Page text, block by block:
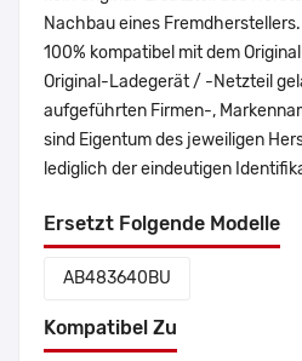
Nachbau eines
100% kompatibel mit dem
Original-Ladegerät / -Netzteil
aufgeführten Firmen-,
sind Eigentum des jeweiligen
lediglich der eindeutigen
Ersetzt Folgende Modelle
AB483640BU
Kompatibel Zu